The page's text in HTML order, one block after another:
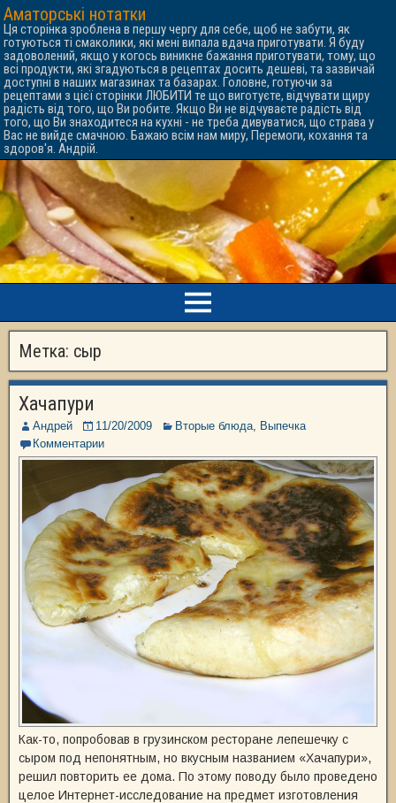
Аматорські нотатки
Ця сторінка зроблена в першу чергу для себе, щоб не забути, як
готуються ті смаколики, які мені випала вдача приготувати. Я буду
задоволений, якщо у когось виникне бажання приготувати, тому, що
всі продукти, які згадуються в рецептах досить дешеві, та зазвичай
доступні в наших магазинах та базарах. Головне, готуючи за
рецептами з цієї сторінки ЛЮБИТИ те що виготуєте, відчувати щиру
радість від того, що Ви робите. Якщо Ви не відчуваєте радість від
того, що Ви знаходитеся на кухні - не треба дивуватися, що страва у
Вас не вийде смачною. Бажаю всім нам миру, Перемоги, кохання та
здоров'я. Андрій.
Метка: сыр
Хачапури
Андрей 11/20/2009 Вторые блюда, Выпечка
Комментарии
Как-то, попробовав в грузинском ресторане лепешечку с
сыром под непонятным, но вкусным названием «Хачапури»,
решил повторить ее дома. По этому поводу было проведено
целое Интернет-исследование на предмет изготовления